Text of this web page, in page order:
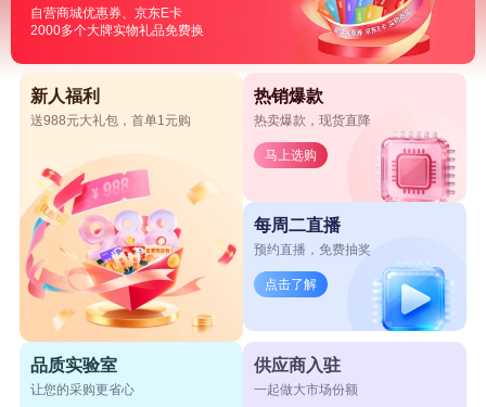
自营商城优惠券、京东E卡
2000多个大牌实物礼品免费换
新人福利
送988元大礼包，首单1元购
热销爆款
热卖爆款，现货直降
马上选购
每周二直播
预约直播，免费抽奖
点击了解
品质实验室
让您的采购更省心
供应商入驻
一起做大市场份额